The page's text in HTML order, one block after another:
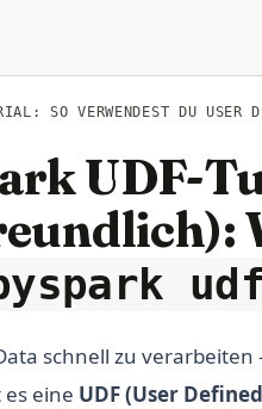
SO VERWENDEST DU
UDF-
udf
schnell zu verarbeiten
eine UDF (User